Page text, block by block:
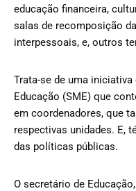
educação financeira,
salas de recomposição
interpessoais, e, outros
Trata-se de uma
Educação (SME) que
em coordenadores, que
respectivas unidades. E,
das políticas públicas.
O secretário de